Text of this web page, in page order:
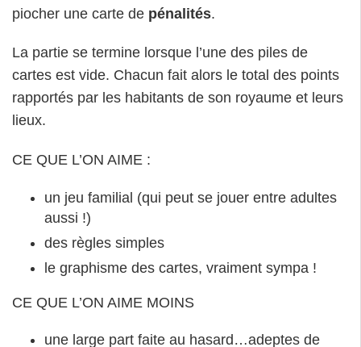
piocher une carte de pénalités.
La partie se termine lorsque l’une des piles de
cartes est vide. Chacun fait alors le total des points
rapportés par les habitants de son royaume et leurs
lieux.
CE QUE L’ON AIME :
un jeu familial (qui peut se jouer entre adultes
aussi !)
des règles simples
le graphisme des cartes, vraiment sympa !
CE QUE L’ON AIME MOINS
une large part faite au hasard…adeptes de